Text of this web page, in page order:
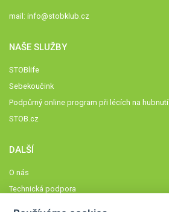
mail: info@stobklub.cz
NAŠE SLUŽBY
STOBlife
Sebekoučink
Podpůrný online program při lécích na hubnutí
STOB.cz
DALŠÍ
O nás
Technická podpora